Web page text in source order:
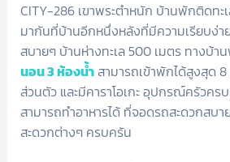
CITY-286 เขาพระตำหนัก บ้านพักติดท
มากันที่บ้านอีกหนึ่งหลังที่มีความเรียบง่
สบายๆ บ้านห่างทะเล 500 เมตร ทางบ้
นอน 3 ห้องน้ำสามารถเข้าพักได้สูงสุด 8
ส่วนตัว และมีคาราโอเกะ อุปกรณ์ครัวคร
สามารถทำอาหารได้ ที่จอดรถสะดวกสบ
สะดวกต่างๆ ครบครัน